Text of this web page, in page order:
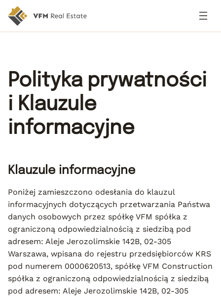
Polityka prywatności
i Klauzule
informacyjne
Klauzule informacyjne
Poniżej zamieszczono odesłania do klauzul
informacyjnych dotyczących przetwarzania Państwa
danych osobowych przez spółkę VFM spółka z
ograniczoną odpowiedzialnością z siedzibą pod
adresem: Aleje Jerozolimskie 142B, 02-305
Warszawa, wpisana do rejestru przedsiębiorców KRS
pod numerem 0000620513, spółkę VFM Construction
spółka z ograniczoną odpowiedzialnością z siedzibą
pod adresem: Aleje Jerozolimskie 142B, 02-305